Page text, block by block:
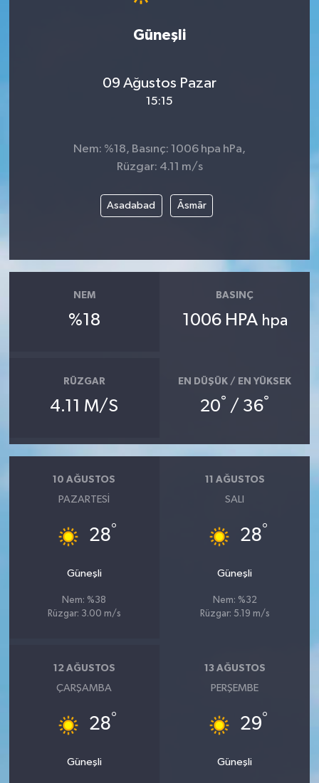
Güneşli
09 Ağustos Pazar
15:15
Nem: %18, Basınç: 1006 hpa hPa,
Rüzgar: 4.11 m/s
Asadabad Āsmār
NEM
%18
BASINÇ
1006 HPA hpa
RÜZGAR
4.11 M/S
EN DÜŞÜK / EN YÜKSEK
20° / 36°
10 AĞUSTOS
PAZARTESI
28°
Güneşli
Nem: %38
Rüzgar: 3.00 m/s
11 AĞUSTOS
SALI
28°
Güneşli
Nem: %32
Rüzgar: 5.19 m/s
12 AĞUSTOS
ÇARŞAMBA
28°
Güneşli
13 AĞUSTOS
PERŞEMBE
29°
Güneşli